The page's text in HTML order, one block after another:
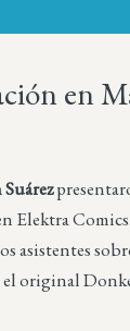
en
Elektra
asistentes
el original